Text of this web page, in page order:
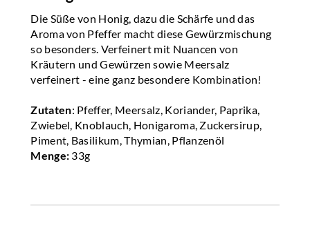
Die Süße von Honig, dazu die Schärfe und das
Aroma von Pfeffer macht diese Gewürzmischung
so besonders. Verfeinert mit Nuancen von
Kräutern und Gewürzen sowie Meersalz
verfeinert - eine ganz besondere Kombination!
Zutaten: Pfeffer, Meersalz, Koriander, Paprika,
Zwiebel, Knoblauch, Honigaroma, Zuckersirup,
Piment, Basilikum, Thymian, Pflanzenöl
Menge: 33g